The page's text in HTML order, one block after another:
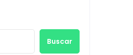
Buscar